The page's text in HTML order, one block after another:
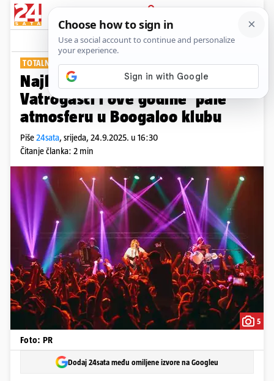
PRIJAVA
Show Komentari
TOTALNO LUDILO
Najluđe Martinje u gradu:
Vatrogasci i ove godine 'pale'
atmosferu u Boogaloo klubu
Piše24sata, srijeda, 24.9.2025. u 16:30
Čitanje članka: 2 min
5
Foto: PR
Dodaj 24sata među omiljene izvore na Googleu